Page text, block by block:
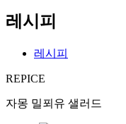
레시피
레시피
REPICE
자몽 밀푀유 샐러드